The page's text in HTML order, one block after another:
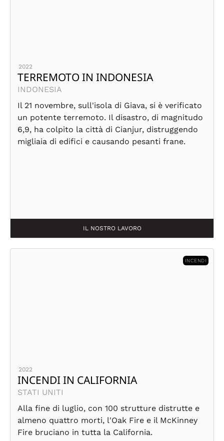
2022
TERREMOTO IN INDONESIA
INDONESIA
Il 21 novembre, sull'isola di Giava, si è verificato
un potente terremoto. Il disastro, di magnitudo
6,9, ha colpito la città di Cianjur, distruggendo
migliaia di edifici e causando pesanti frane.
IL NOSTRO LAVORO
INCENDI
2022
INCENDI IN CALIFORNIA
STATI UNITI
Alla fine di luglio, con 100 strutture distrutte e
almeno quattro morti, l'Oak Fire e il McKinney
Fire bruciano in tutta la California.